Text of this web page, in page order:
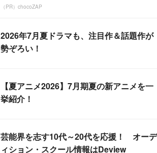
（PR）chocoZAP
2026年7月夏ドラマも、注目作＆話題作が
勢ぞろい！
【夏アニメ2026】7月期夏の新アニメを一
挙紹介！
芸能界を志す10代～20代を応援！ オーデ
ィション・スクール情報はDeview